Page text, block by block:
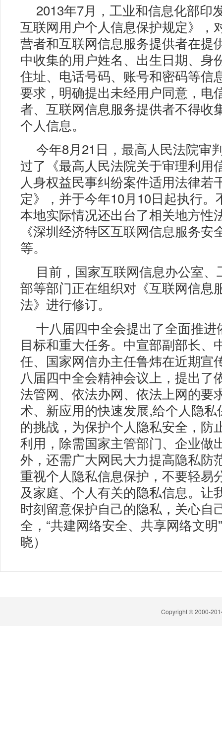
2013年7月，工业和信息化部印
互联网用户个人信息保护规定》，
营者和互联网信息服务提供者在提
中收集的用户姓名、出生日期、身
住址、电话号码、账号和密码等信
要求，明确提出未经用户同意，电
者、互联网信息服务提供者不得收
个人信息。
今年8月21日，最高人民法院审
过了《最高人民法院关于审理利用
人身权益民事纠纷案件适用法律若
定》，并于今年10月10日起执行。
本地实际情况还出台了相关地方性
《深圳经济特区互联网信息服务安
等。
目前，国家互联网信息办公室
部等部门正在组织对《互联网信息
法》进行修订。
十八届四中全会提出了全面推进
目标和重大任务。中宣部副部长、
任、国家网信办主任鲁炜在近期宣
八届四中全会精神会议上，提出了
法管网、依法办网、依法上网的要
术、新应用的快速发展,给个人隐
的挑战，为保护个人隐私安全，防
利用，除需国家主管部门、企业做
外，还需广大网民大力提高隐私防
重视个人隐私信息保护，不要轻易
及家庭、个人有关的隐私信息。让
时刻留意保护自己的隐私，关心自
全，“共建网络安全、共享网络文明
晓）